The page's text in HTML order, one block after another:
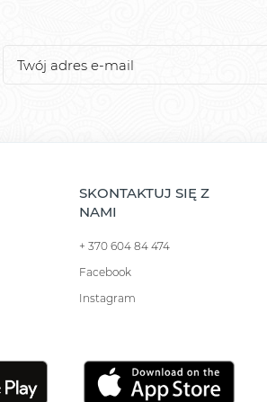
SKONTAKTUJ SIĘ Z
NAMI
+ 370 604 84 474
Facebook
Instagram